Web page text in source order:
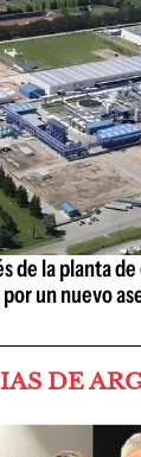
de la planta
un nuevo
DE